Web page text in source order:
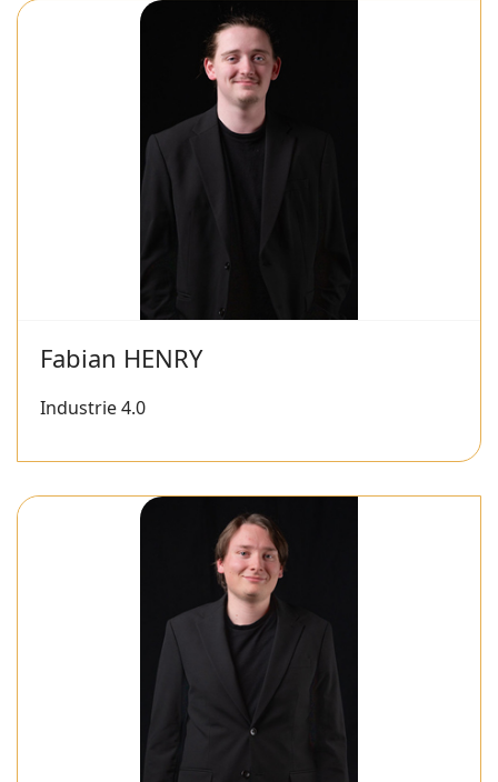
Fabian HENRY
Industrie 4.0